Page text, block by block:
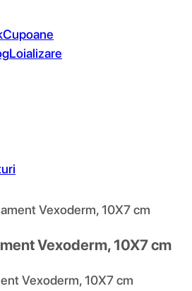
Cupoane
Loializare
Vexoderm, 10X7 cm
Vexoderm, 10X7 cm